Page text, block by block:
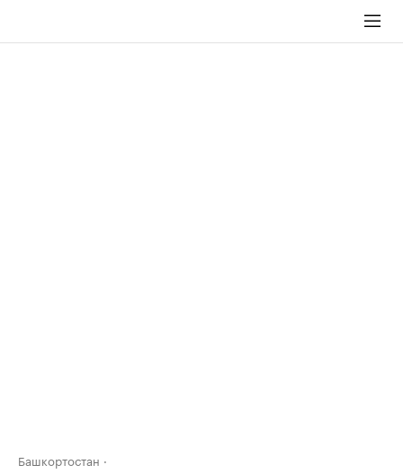
Башкортостан